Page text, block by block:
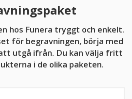
11:00 - 15:00
hos Funera tryggt och enkelt.
för begravningen, börja med
utgå ifrån. Du kan välja fritt
i de olika paketen.